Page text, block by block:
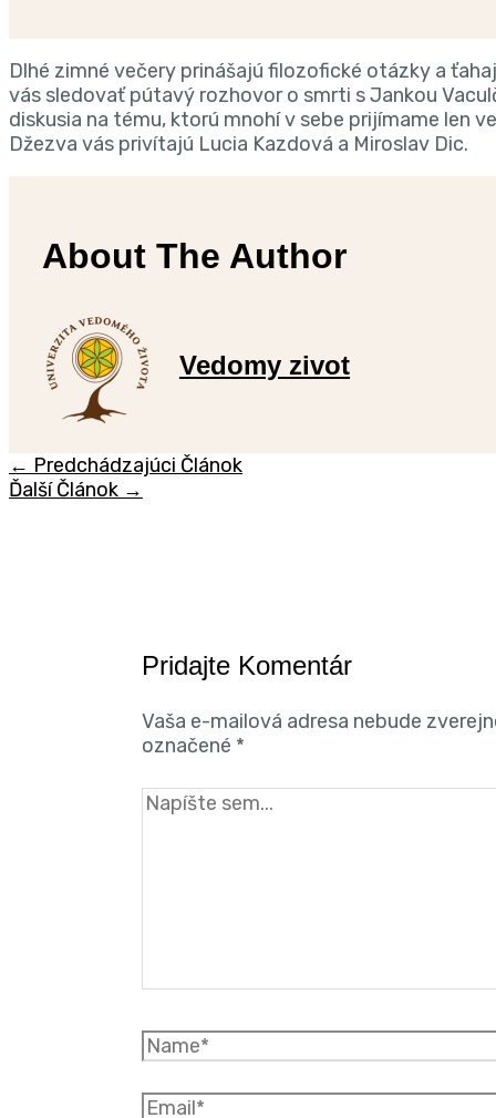
Dlhé zimné večery prinášajú filozofické otázky a
vás sledovať pútavý rozhovor o smrti s Jankou
diskusia na tému, ktorú mnohí v sebe prijímame len
Džezva vás privítajú Lucia Kazdová a Miroslav Dic.
About The Author
Vedomy zivot
← Predchádzajúci Článok
Ďalší Článok →
Pridajte Komentár
Vaša e-mailová adresa nebude
označené *